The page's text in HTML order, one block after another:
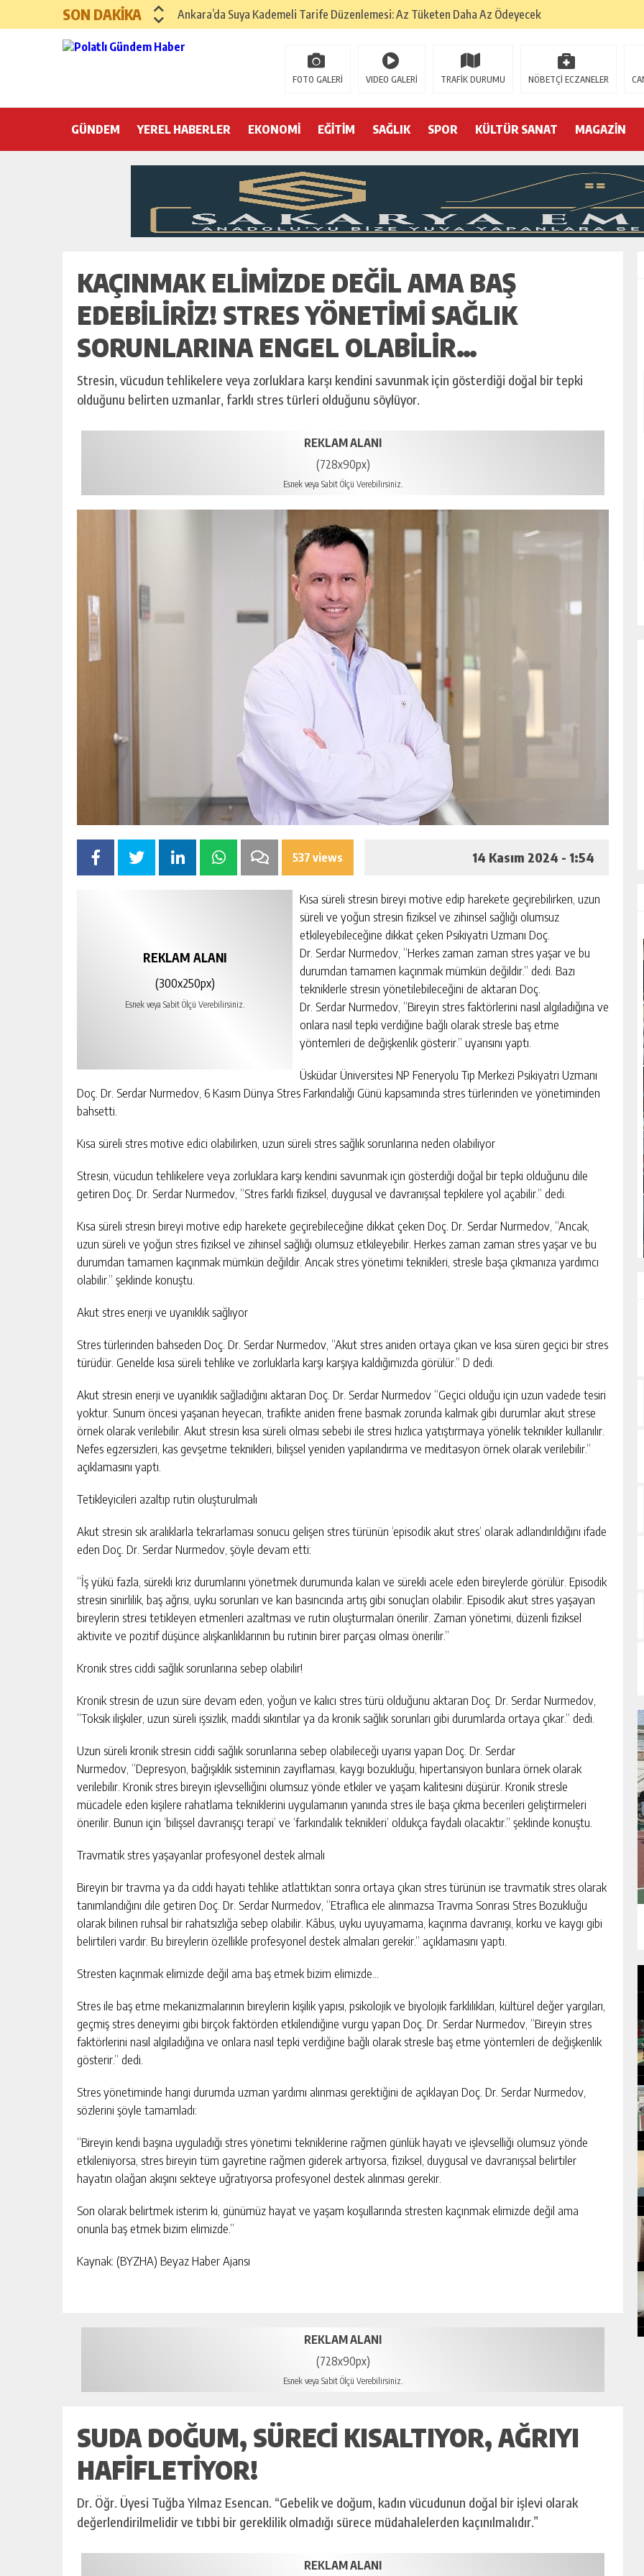
SON DAKİKA
Ankara’da Suya Kademeli Tarife Düzenlemesi: Az Tüketen Daha Az Ödeyecek
Yılın Gastronomi İlçesi Haymana
Polatlı Sakarya Köyü’nde Kırım Tatarlarının Tepreş Coşkusu
Hayri Kozanoğlu… Erdoğan’ın 3 devri
Saray makyaj tutmaz
Seçmeli demokrasi: Kimine şeker, kimine zehir
FOTO GALERİ VIDEO GALERİ TRAFİK DURUMU NÖBETÇİ ECZANELER
GÜNDEM YEREL HABERLER EKONOMİ EĞİTİM SAĞLIK SPOR KÜLTÜR SANAT MAGAZİN
KAÇINMAK ELIMIZDE DEĞIL AMA BAŞ
EDEBILIRIZ! STRES YÖNETIMI SAĞLIK
SORUNLARINA ENGEL OLABILIR…
Stresin, vücudun tehlikelere veya zorluklara karşı kendini savunmak için gösterdiği doğal bir tepki
olduğunu belirten uzmanlar, farklı stres türleri olduğunu söylüyor.
REKLAM ALANI
(728x90px)
Esnek veya Sabit Ölçü Verebilirsiniz.
537 views 14 Kasım 2024 - 1:54
REKLAM ALANI
(300x250px)
Esnek veya Sabit Ölçü Verebilirsiniz.
Kısa süreli stresin bireyi motive edip harekete geçirebilirken, uzun
süreli ve yoğun stresin fiziksel ve zihinsel sağlığı olumsuz
etkileyebileceğine dikkat çeken Psikiyatri Uzmanı Doç.
Dr. Serdar Nurmedov, “Herkes zaman zaman stres yaşar ve bu
durumdan tamamen kaçınmak mümkün değildir.” dedi. Bazı
tekniklerle stresin yönetilebileceğini de aktaran Doç.
Dr. Serdar Nurmedov, “Bireyin stres faktörlerini nasıl algıladığına ve
onlara nasıl tepki verdiğine bağlı olarak stresle baş etme
yöntemleri de değişkenlik gösterir.” uyarısını yaptı.
Üsküdar Üniversitesi NP Feneryolu Tıp Merkezi Psikiyatri Uzmanı
Doç. Dr. Serdar Nurmedov, 6 Kasım Dünya Stres Farkındalığı Günü kapsamında stres türlerinden ve yönetiminden
bahsetti.
Kısa süreli stres motive edici olabilirken, uzun süreli stres sağlık sorunlarına neden olabiliyor
Stresin, vücudun tehlikelere veya zorluklara karşı kendini savunmak için gösterdiği doğal bir tepki olduğunu dile
getiren Doç. Dr. Serdar Nurmedov, “Stres farklı fiziksel, duygusal ve davranışsal tepkilere yol açabilir.” dedi.
Kısa süreli stresin bireyi motive edip harekete geçirebileceğine dikkat çeken Doç. Dr. Serdar Nurmedov, “Ancak,
uzun süreli ve yoğun stres fiziksel ve zihinsel sağlığı olumsuz etkileyebilir. Herkes zaman zaman stres yaşar ve bu
durumdan tamamen kaçınmak mümkün değildir. Ancak stres yönetimi teknikleri, stresle başa çıkmanıza yardımcı
olabilir.” şeklinde konuştu.
Akut stres enerji ve uyanıklık sağlıyor
Stres türlerinden bahseden Doç. Dr. Serdar Nurmedov, “Akut stres aniden ortaya çıkan ve kısa süren geçici bir stres
türüdür. Genelde kısa süreli tehlike ve zorluklarla karşı karşıya kaldığımızda görülür.” D dedi.
Akut stresin enerji ve uyanıklık sağladığını aktaran Doç. Dr. Serdar Nurmedov “Geçici olduğu için uzun vadede tesiri
yoktur. Sunum öncesi yaşanan heyecan, trafikte aniden frene basmak zorunda kalmak gibi durumlar akut strese
örnek olarak verilebilir. Akut stresin kısa süreli olması sebebi ile stresi hızlıca yatıştırmaya yönelik teknikler kullanılır.
Nefes egzersizleri, kas gevşetme teknikleri, bilişsel yeniden yapılandırma ve meditasyon örnek olarak verilebilir.”
açıklamasını yaptı.
Tetikleyicileri azaltıp rutin oluşturulmalı
Akut stresin sık aralıklarla tekrarlaması sonucu gelişen stres türünün ‘episodik akut stres’ olarak adlandırıldığını ifade
eden Doç. Dr. Serdar Nurmedov, şöyle devam etti:
“İş yükü fazla, sürekli kriz durumlarını yönetmek durumunda kalan ve sürekli acele eden bireylerde görülür. Episodik
stresin sinirlilik, baş ağrısı, uyku sorunları ve kan basıncında artış gibi sonuçları olabilir. Episodik akut stres yaşayan
bireylerin stresi tetikleyen etmenleri azaltması ve rutin oluşturmaları önerilir. Zaman yönetimi, düzenli fiziksel
aktivite ve pozitif düşünce alışkanlıklarının bu rutinin birer parçası olması önerilir.”
Kronik stres ciddi sağlık sorunlarına sebep olabilir!
Kronik stresin de uzun süre devam eden, yoğun ve kalıcı stres türü olduğunu aktaran Doç. Dr. Serdar Nurmedov,
“Toksik ilişkiler, uzun süreli işsizlik, maddi sıkıntılar ya da kronik sağlık sorunları gibi durumlarda ortaya çıkar.” dedi.
Uzun süreli kronik stresin ciddi sağlık sorunlarına sebep olabileceği uyarısı yapan Doç. Dr. Serdar
Nurmedov, “Depresyon, bağışıklık sisteminin zayıflaması, kaygı bozukluğu, hipertansiyon bunlara örnek olarak
verilebilir. Kronik stres bireyin işlevselliğini olumsuz yönde etkiler ve yaşam kalitesini düşürür. Kronik stresle
mücadele eden kişilere rahatlama tekniklerini uygulamanın yanında stres ile başa çıkma becerileri geliştirmeleri
önerilir. Bunun için ‘bilişsel davranışçı terapi’ ve ‘farkındalık teknikleri’ oldukça faydalı olacaktır.” şeklinde konuştu.
Travmatik stres yaşayanlar profesyonel destek almalı
Bireyin bir travma ya da ciddi hayati tehlike atlattıktan sonra ortaya çıkan stres türünün ise travmatik stres olarak
tanımlandığını dile getiren Doç. Dr. Serdar Nurmedov, “Etraflıca ele alınmazsa Travma Sonrası Stres Bozukluğu
olarak bilinen ruhsal bir rahatsızlığa sebep olabilir. Kâbus, uyku uyuyamama, kaçınma davranışı, korku ve kaygı gibi
belirtileri vardır. Bu bireylerin özellikle profesyonel destek almaları gerekir.” açıklamasını yaptı.
Stresten kaçınmak elimizde değil ama baş etmek bizim elimizde…
Stres ile baş etme mekanizmalarının bireylerin kişilik yapısı, psikolojik ve biyolojik farklılıkları, kültürel değer yargıları,
geçmiş stres deneyimi gibi birçok faktörden etkilendiğine vurgu yapan Doç. Dr. Serdar Nurmedov, “Bireyin stres
faktörlerini nasıl algıladığına ve onlara nasıl tepki verdiğine bağlı olarak stresle baş etme yöntemleri de değişkenlik
gösterir.” dedi.
Stres yönetiminde hangi durumda uzman yardımı alınması gerektiğini de açıklayan Doç. Dr. Serdar Nurmedov,
sözlerini şöyle tamamladı:
“Bireyin kendi başına uyguladığı stres yönetimi tekniklerine rağmen günlük hayatı ve işlevselliği olumsuz yönde
etkileniyorsa, stres bireyin tüm gayretine rağmen giderek artıyorsa, fiziksel, duygusal ve davranışsal belirtiler
hayatın olağan akışını sekteye uğratıyorsa profesyonel destek alınması gerekir.
Son olarak belirtmek isterim ki, günümüz hayat ve yaşam koşullarında stresten kaçınmak elimizde değil ama
onunla baş etmek bizim elimizde.”
Kaynak: (BYZHA) Beyaz Haber Ajansı
REKLAM ALANI
(728x90px)
Esnek veya Sabit Ölçü Verebilirsiniz.
SUDA DOĞUM, SÜRECI KISALTIYOR, AĞRIYI
HAFIFLETIYOR!
Dr. Öğr. Üyesi Tuğba Yılmaz Esencan. “Gebelik ve doğum, kadın vücudunun doğal bir işlevi olarak
değerlendirilmelidir ve tıbbi bir gereklilik olmadığı sürece müdahalelerden kaçınılmalıdır.”
REKLAM ALANI